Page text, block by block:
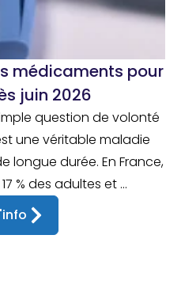
médicaments pour
juin 2026
question de volonté
une véritable maladie
longue durée. En France,
% des adultes et ...